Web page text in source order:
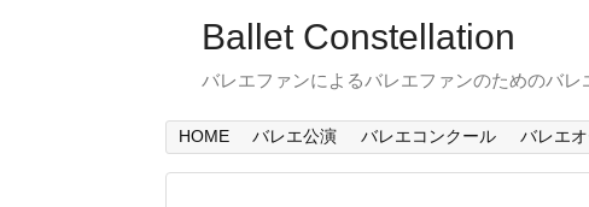
Ballet Constellation
バレエファンによるバレエファンのためのバレ
HOME バレエ公演 バレエコンクール バレエ